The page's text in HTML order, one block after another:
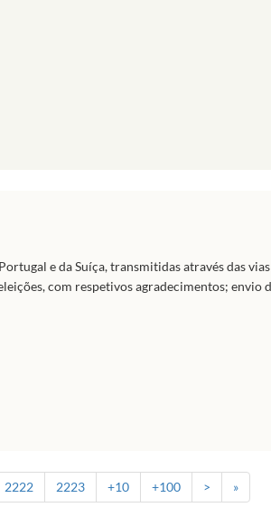
e da Suíça, transmitidas através das
com respetivos agradecimentos; envio
2222 2223 +10 +100 > »